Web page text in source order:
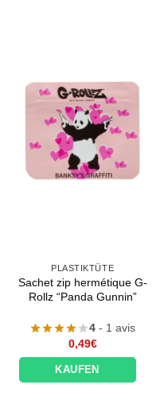
PLASTIKTÜTE
Sachet zip hermétique G-
Rollz “Panda Gunnin”
4 - 1 avis
0,49€
KAUFEN